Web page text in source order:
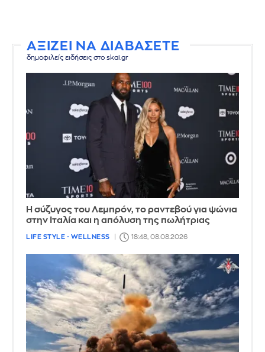
ΑΞΙΖΕΙ ΝΑ ΔΙΑΒΑΣΕΤΕ
δημοφιλείς ειδήσεις στο skai.gr
Η σύζυγος του Λεμπρόν, το ραντεβού για ψώνια
στην Ιταλία και η απόλυση της πωλήτριας
LIFE STYLE - WELLNESS 18:48, 08.08.2026